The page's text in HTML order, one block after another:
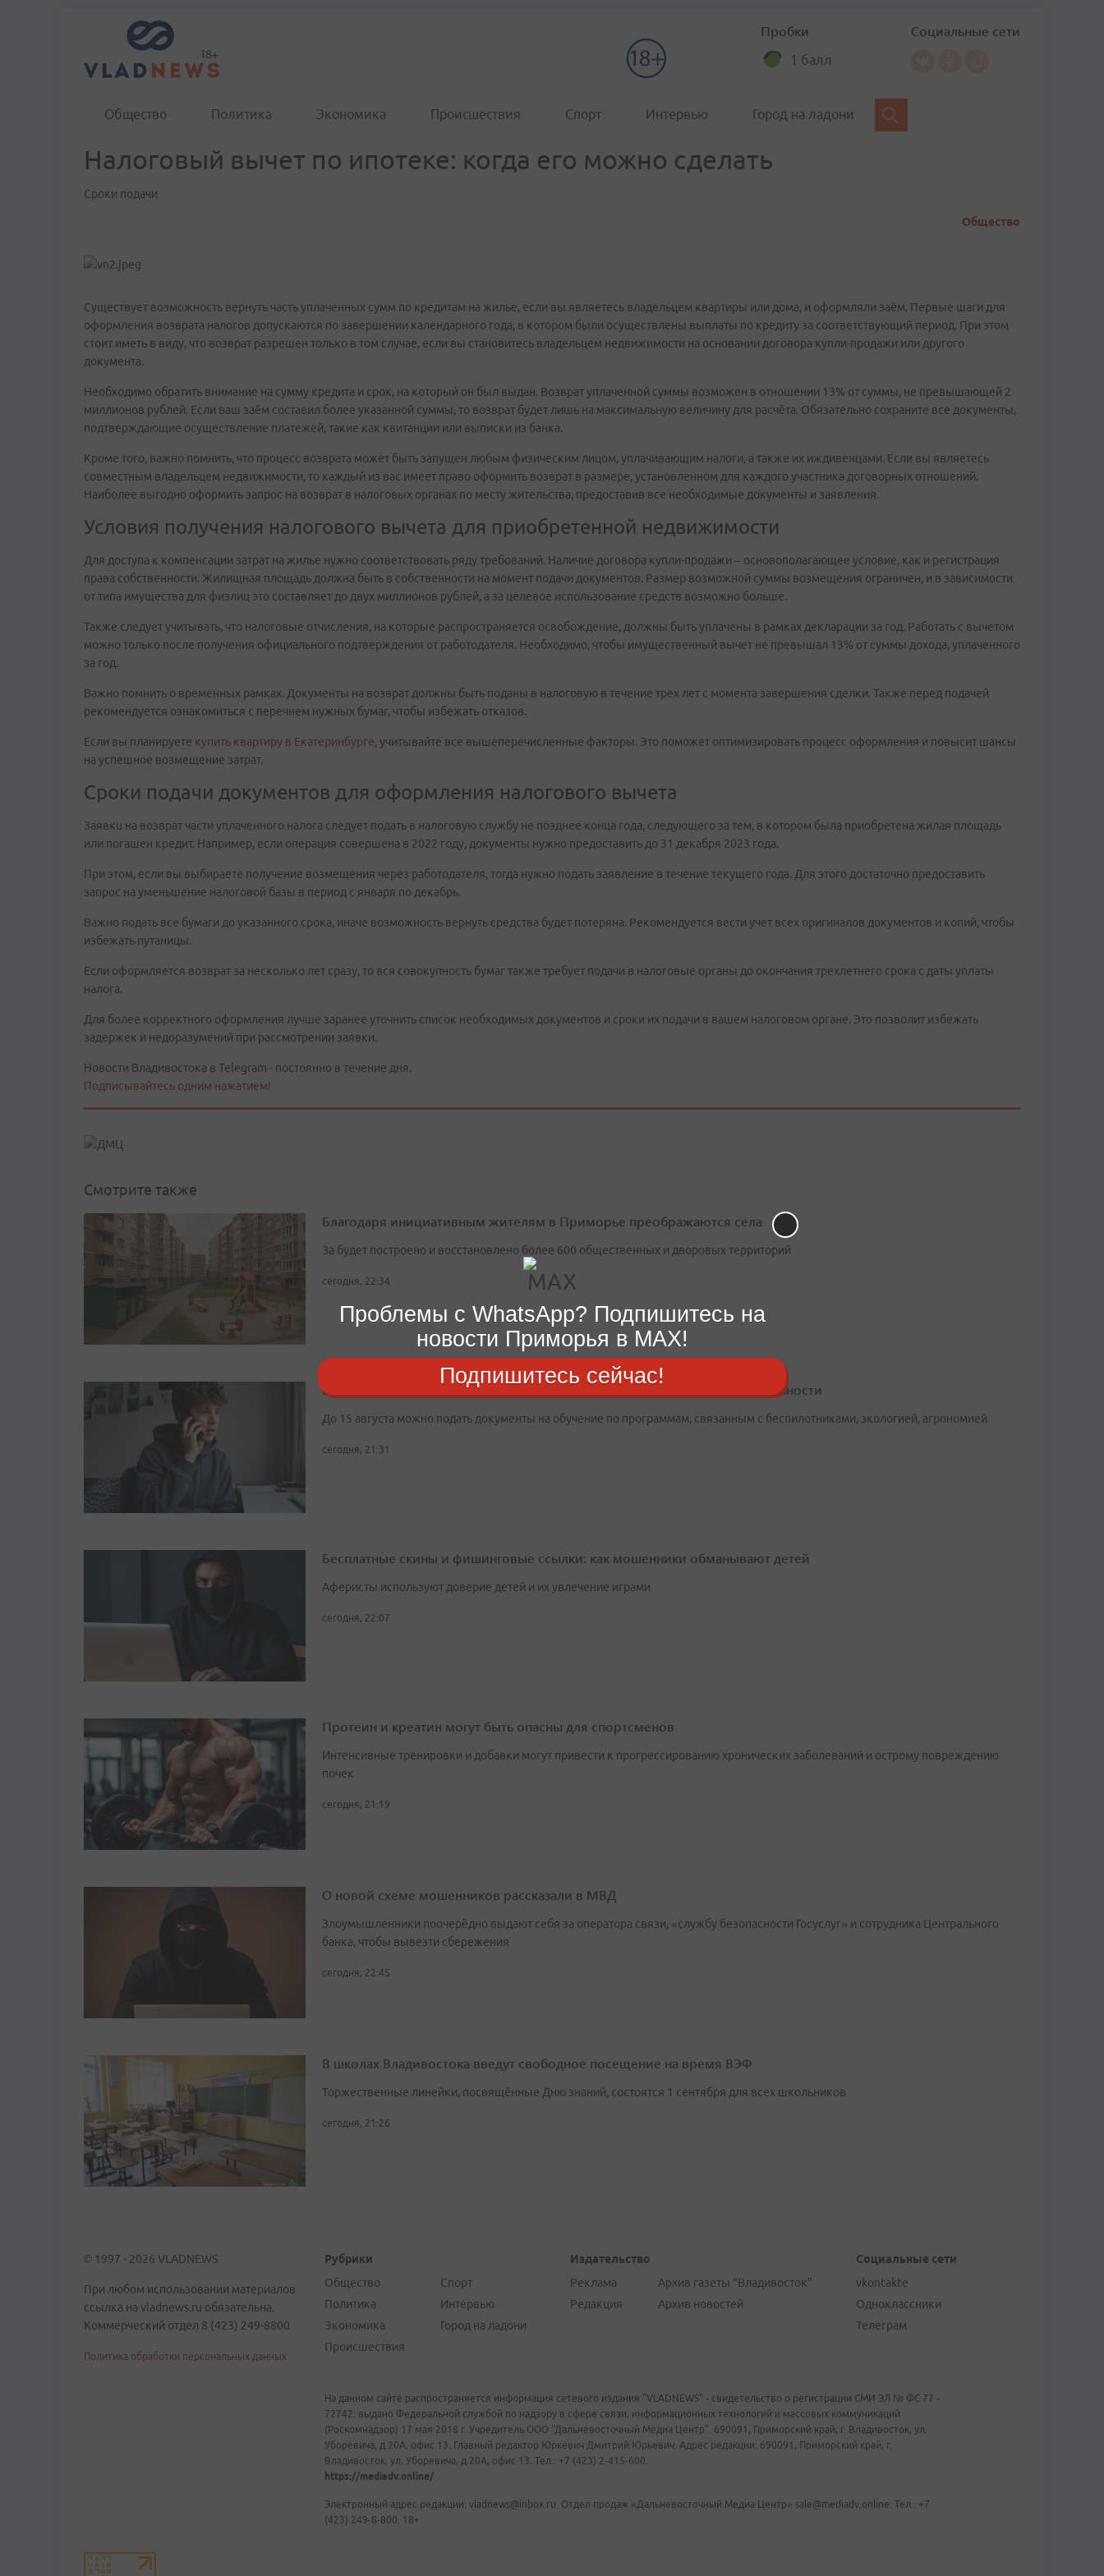
Пробки
1 балл
Социальные сети
Общество Политика Экономика Происшествия Спорт Интервью Город на ладони
Налоговый вычет по ипотеке: когда его можно сделать
Сроки подачи
Общество
Существует возможность вернуть часть уплаченных сумм по кредитам на жилье, если вы являетесь владельцем квартиры или дома, и оформляли заём. Первые шаги для
оформления возврата налогов допускаются по завершении календарного года, в котором были осуществлены выплаты по кредиту за соответствующий период. При этом
стоит иметь в виду, что возврат разрешен только в том случае, если вы становитесь владельцем недвижимости на основании договора купли-продажи или другого
документа.
Необходимо обратить внимание на сумму кредита и срок, на который он был выдан. Возврат уплаченной суммы возможен в отношении 13% от суммы, не превышающей 2
миллионов рублей. Если ваш заём составил более указанной суммы, то возврат будет лишь на максимальную величину для расчёта. Обязательно сохраните все документы,
подтверждающие осуществление платежей, такие как квитанции или выписки из банка.
Кроме того, важно помнить, что процесс возврата может быть запущен любым физическим лицом, уплачивающим налоги, а также их иждивенцами. Если вы являетесь
совместным владельцем недвижимости, то каждый из вас имеет право оформить возврат в размере, установленном для каждого участника договорных отношений.
Наиболее выгодно оформить запрос на возврат в налоговых органах по месту жительства, предоставив все необходимые документы и заявления.
Условия получения налогового вычета для приобретенной недвижимости
Для доступа к компенсации затрат на жилье нужно соответствовать ряду требований. Наличие договора купли-продажи – основополагающее условие, как и регистрация
права собственности. Жилищная площадь должна быть в собственности на момент подачи документов. Размер возможной суммы возмещения ограничен, и в зависимости
от типа имущества для физлиц это составляет до двух миллионов рублей, а за целевое использование средств возможно больше.
Также следует учитывать, что налоговые отчисления, на которые распространяется освобождение, должны быть уплачены в рамках декларации за год. Работать с вычетом
можно только после получения официального подтверждения от работодателя. Необходимо, чтобы имущественный вычет не превышал 13% от суммы дохода, уплаченного
за год.
Важно помнить о временных рамках. Документы на возврат должны быть поданы в налоговую в течение трех лет с момента завершения сделки. Также перед подачей
рекомендуется ознакомиться с перечнем нужных бумаг, чтобы избежать отказов.
Если вы планируете купить квартиру в Екатеринбурге, учитывайте все вышеперечисленные факторы. Это поможет оптимизировать процесс оформления и повысит шансы
на успешное возмещение затрат.
Сроки подачи документов для оформления налогового вычета
Заявкu на возврат части уплаченного налога следует подать в налоговую службу не позднее конца года, следующего за тем, в котором была приобретена жилая площадь
или погашен кредит. Например, если операция совершена в 2022 году, документы нужно предоставить до 31 декабря 2023 года.
При этом, если вы выбираете получение возмещения через работодателя, тогда нужно подать заявление в течение текущего года. Для этого достаточно предоставить
запрос на уменьшение налоговой базы в период с января по декабрь.
Важно подать все бумаги до указанного срока, иначе возможность вернуть средства будет потеряна. Рекомендуется вести учет всех оригиналов документов и копий, чтобы
избежать путаницы.
Если оформляется возврат за несколько лет сразу, то вся совокупность бумаг также требует подачи в налоговые органы до окончания трехлетнего срока с даты уплаты
налога.
Для более корректного оформления лучше заранее уточнить список необходимых документов и сроки их подачи в вашем налоговом органе. Это позволит избежать
задержек и недоразумений при рассмотрении заявки.
Новости Владивостока в Telegram - постоянно в течение дня.
Подписывайтесь одним нажатием!
Смотрите также
Благодаря инициативным жителям в Приморье преображаются села
За будет построено и восстановлено более 600 общественных и дворовых территорий
сегодня, 22:34
В колледжах Приморья продолжается набор на перспективные специальности
До 15 августа можно подать документы на обучение по программам, связанным с беспилотниками, экологией, агрономией
сегодня, 21:31
Бесплатные скины и фишинговые ссылки: как мошенники обманывают детей
Аферисты используют доверие детей и их увлечение играми
сегодня, 22:07
Протеин и креатин могут быть опасны для спортсменов
Интенсивные тренировки и добавки могут привести к прогрессированию хронических заболеваний и острому повреждению
почек
сегодня, 21:19
О новой схеме мошенников рассказали в МВД
Злоумышленники поочерёдно выдают себя за оператора связи, «службу безопасности Госуслуг» и сотрудника Центрального
банка, чтобы вывезти сбережения
сегодня, 22:45
В школах Владивостока введут свободное посещение на время ВЭФ
Торжественные линейки, посвящённые Дню знаний, состоятся 1 сентября для всех школьников
сегодня, 21:26
© 1997 - 2026 VLADNEWS
При любом использовании материалов
ссылка на vladnews.ru обязательна.
Коммерческий отдел 8 (423) 249-8800
Политика обработки персональных данных
Рубрики
Общество
Политика
Экономика
Происшествия
Спорт
Интервью
Город на ладони
Издательство
Реклама
Редакция
Архив газеты "Владивосток"
Архив новостей
Социальные сети
vkontakte
Одноклассники
Телеграм
На данном сайте распространяется информация сетевого издания "VLADNEWS" - свидетельство о регистрации СМИ ЭЛ № ФС 77 -
72742, выдано Федеральной службой по надзору в сфере связи, информационных технологий и массовых коммуникаций
(Роскомнадзор) 17 мая 2018 г. Учредитель ООО "Дальневосточный Медиа Центр". 690091, Приморский край, г. Владивосток, ул.
Уборевича, д.20А, офис 13. Главный редактор Юркевич Дмитрий Юрьевич. Адрес редакции: 690091, Приморский край, г.
Владивосток, ул. Уборевича, д.20А, офис 13. Тел.: +7 (423) 2-415-600.
https://mediadv.online/
Электронный адрес редакции: vladnews@inbox.ru. Отдел продаж «Дальневосточный Медиа Центр» sale@mediadv.online. Тел.: +7
(423) 249-8-800. 18+
Проблемы с WhatsApp? Подпишитесь на
новости Приморья в MAX!
Подпишитесь сейчас!